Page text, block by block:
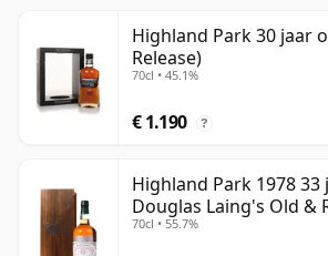
Highland Park 30 jaar
Release)
70cl • 45.1%
€ 1.190 ?
Highland Park 1978 33
Douglas Laing's Old &
Selection 2011 Bottling
70cl • 55.7%